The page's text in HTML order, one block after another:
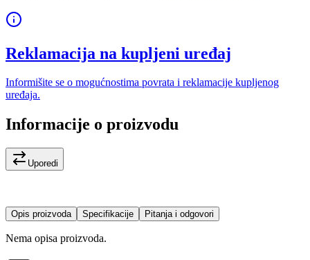
Reklamacija na kupljeni uređaj
Informišite se o mogućnostima povrata i reklamacije kupljenog
uređaja.
Informacije o proizvodu
Uporedi
Opis proizvoda Specifikacije Pitanja i odgovori
Nema opisa proizvoda.